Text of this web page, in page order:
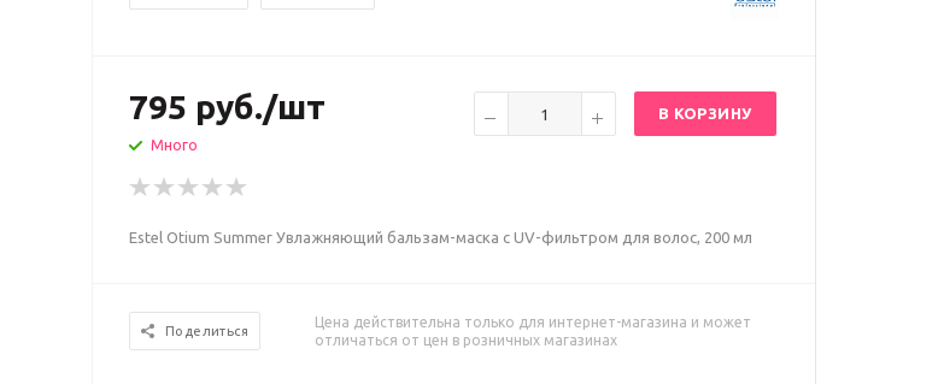
795 руб./шт
Много
В КОРЗИНУ
Estel Otium Summer Увлажняющий бальзам-маска с UV-фильтром для волос, 200 мл
Поделиться
Цена действительна только для интернет-магазина и может
отличаться от цен в розничных магазинах